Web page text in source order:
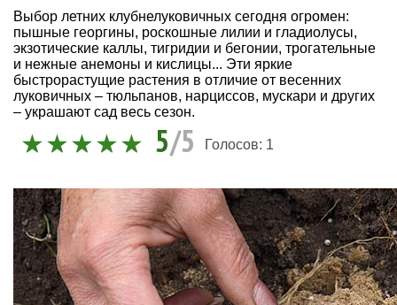
Выбор летних клубнелуковичных сегодня огромен:
пышные георгины, роскошные лилии и гладиолусы,
экзотические каллы, тигридии и бегонии, трогательные
и нежные анемоны и кислицы... Эти яркие
быстрорастущие растения в отличие от весенних
луковичных – тюльпанов, нарциссов, мускари и других
– украшают сад весь сезон.
5/5 Голосов: 1